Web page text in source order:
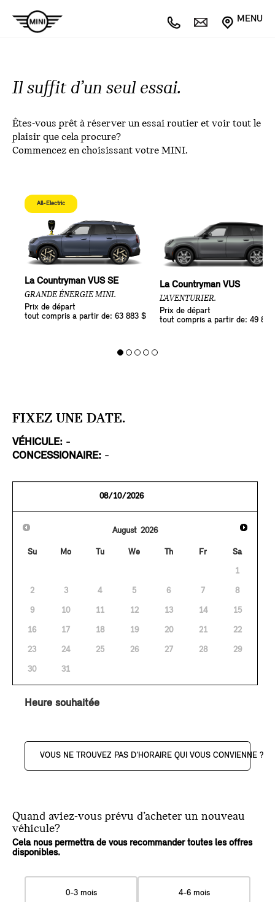
MENU
Il suffit d’un seul essai.
Êtes-vous prêt à réserver un essai routier et voir tout le
plaisir que cela procure?
Commencez en choisissant votre MINI.
All-Electric
La Countryman VUS SE
GRANDE ÉNERGIE MINI.
Prix de départ
tout compris a partir de: 63 883 $
La Countryman VUS
L’AVENTURIER.
Prix de départ
tout compris a partir de: 49
FIXEZ UNE DATE.
VÉHICULE: -
CONCESSIONAIRE: -
August 2026
Su Mo Tu We Th Fr Sa
1
2 3 4 5 6 7 8
9 10 11 12 13 14 15
16 17 18 19 20 21 22
23 24 25 26 27 28 29
30 31
Heure souhaitée
VOUS NE TROUVEZ PAS D'HORAIRE QUI VOUS CONVIENNE ?
Quand aviez-vous prévu d’acheter un nouveau
véhicule?
Cela nous permettra de vous recommander toutes les offres
disponibles.
0-3 mois 4-6 mois